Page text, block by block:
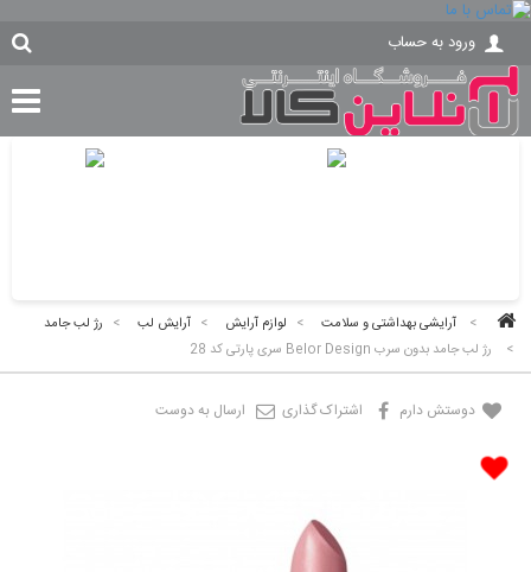
ورود به حساب
> آرایشی بهداشتی و سلامت > لوازم آرایش > آرایش لب > رژ لب جامد
>
رژ لب جامد بدون سرب Belor Design سری پارتی کد 28
دوستش دارم اشتراک گذاری ارسال به دوست